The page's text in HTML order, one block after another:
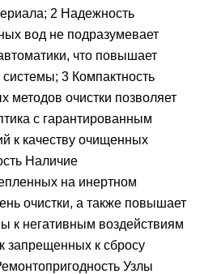
2 Надежность
вод не подразумевает
что повышает
3 Компактность
методов очистки позволяет
с гарантированным
к качеству очищенных
Наличие
на инертном
очистки, а также повышает
к негативным воздействиям
запрещенных к сбросу
Узлы